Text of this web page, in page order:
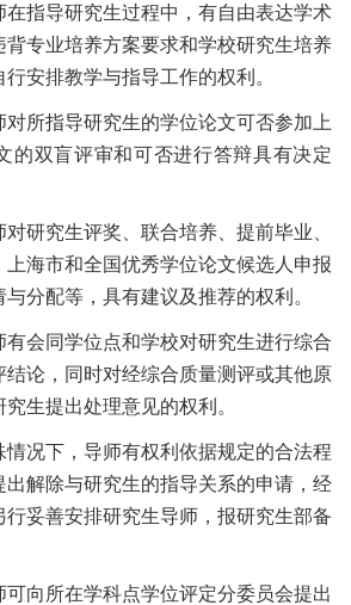
在指导研究生过程中，有自由表达学术
背专业培养方案要求和学校研究生培养
安排教学与指导工作的权利。
对所指导研究生的学位论文可否参加上
的双盲评审和可否进行答辩具有决定
对研究生评奖、联合培养、提前毕业、
海市和全国优秀学位论文候选人申报
分配等，具有建议及推荐的权利。
有会同学位点和学校对研究生进行综合
结论，同时对经综合质量测评或其他原
生提出处理意见的权利。
情况下，导师有权利依据规定的合法程
出解除与研究生的指导关系的申请，经
妥善安排研究生导师，报研究生部备
可向所在学科点学位评定分委员会提出